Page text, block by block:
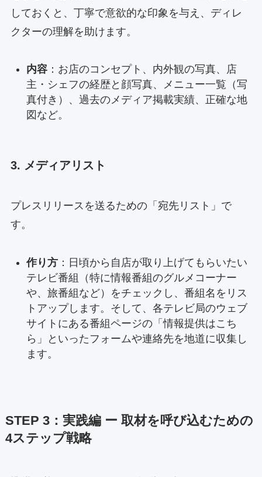
しておくと、丁寧で意欲的な印象を与え、ディレ
クターの理解を助けます。
内容：お店のコンセプト、内外観の写真、店
主・シェフの経歴と顔写真、メニュー一覧（写
真付き）、過去のメディア掲載実績、正確な地
図など。
3. メディアリスト
プレスリリースを送るための「宛先リスト」で
す。
作り方：日頃から自店が取り上げてもらいたい
テレビ番組（特に情報番組のグルメコーナー
や、旅番組など）をチェックし、番組名をリス
トアップします。そして、各テレビ局のウェブ
サイトにある番組ページの「情報提供はこち
ら」といったフォームや連絡先を地道に収集し
ます。
STEP 3：実践編 ー 取材を呼び込むための
4ステップ戦略